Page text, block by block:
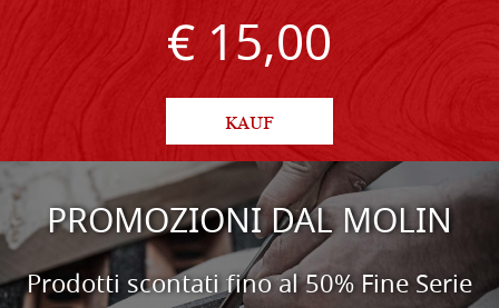
€ 15,00
KAUF
PROMOZIONI DAL MOLIN
Prodotti scontati fino al 50% Fine Serie